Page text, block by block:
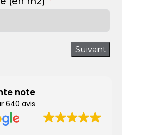
Suivant
note
640 avis